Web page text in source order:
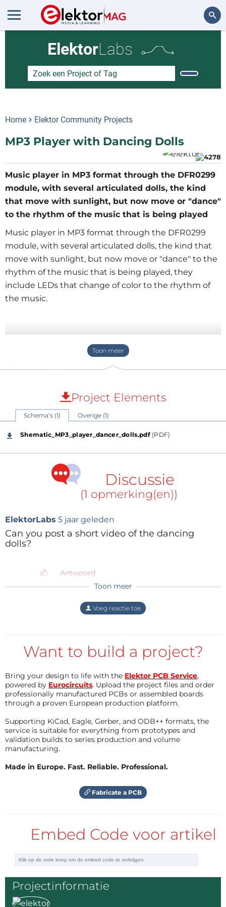
ElektorLabs
Home Elektor Community Projects
MP3 Player with Dancing Dolls
Music player in MP3 format through the DFR0299
module, with several articulated dolls, the kind
that move with sunlight, but now move or "dance"
to the rhythm of the music that is being played
Music player in MP3 format through the DFR0299
module, with several articulated dolls, the kind that
move with sunlight, but now move or "dance" to the
rhythm of the music that is being played, they
include LEDs that change of color to the rhythm of
the music.
Project Elements
Schema’s (1) Overige (1)
Shematic_MP3_player_dancer_dolls.pdf(PDF)
Discussie
(1 opmerking(en))
ElektorLabs 5 jaar geleden
Can you post a short video of the dancing
dolls?
Antwoord
Toon meer
Voeg reactie toe
Want to build a project?
Bring your design to life with the Elektor PCB Service,
powered by Eurocircuits. Upload the project files and order
professionally manufactured PCBs or assembled boards
through a proven European production platform.
Supporting KiCad, Eagle, Gerber, and ODB++ formats, the
service is suitable for everything from prototypes and
validation builds to series production and volume
manufacturing.
Made in Europe. Fast. Reliable. Professional.
Fabricate a PCB
Embed Code voor artikel
Projectinformatie